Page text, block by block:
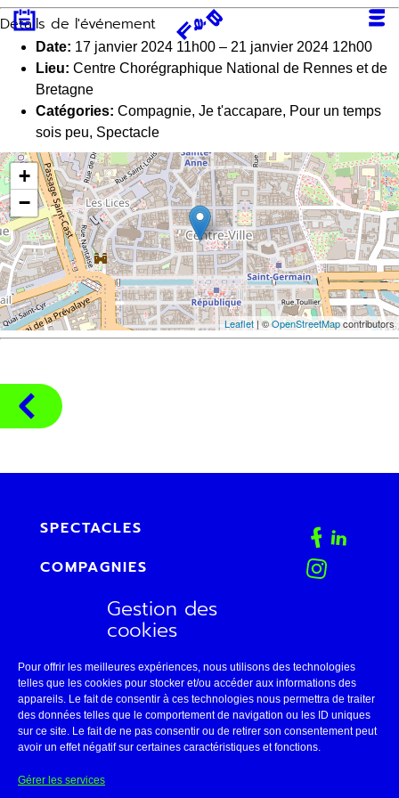
Gestion des
cookies
Pour offrir les meilleures expériences, nous utilisons des technologies
telles que les cookies pour stocker et/ou accéder aux informations des
appareils. Le fait de consentir à ces technologies nous permettra de traiter
des données telles que le comportement de navigation ou les ID uniques
sur ce site. Le fait de ne pas consentir ou de retirer son consentement peut
avoir un effet négatif sur certaines caractéristiques et fonctions.
Gérer les services
Aller
au
contenu
Détails de l'événement
Date: 17 janvier 2024 11h00 – 21 janvier 2024 12h00
Lieu: Centre Chorégraphique National de Rennes et de
Bretagne
Catégories: Compagnie, Je t'accapare, Pour un temps
sois peu, Spectacle
+
−
Leaflet | ©OpenStreetMapcontributors
SPECTACLES
COMPAGNIES
AGENDA
CONTACT
ESPACE PRO